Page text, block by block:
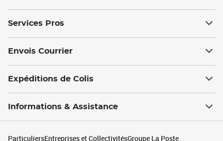
Services Pros
Envois Courrier
Expéditions de Colis
Informations & Assistance
ParticuliersEntreprises et CollectivitésGroupe La Poste